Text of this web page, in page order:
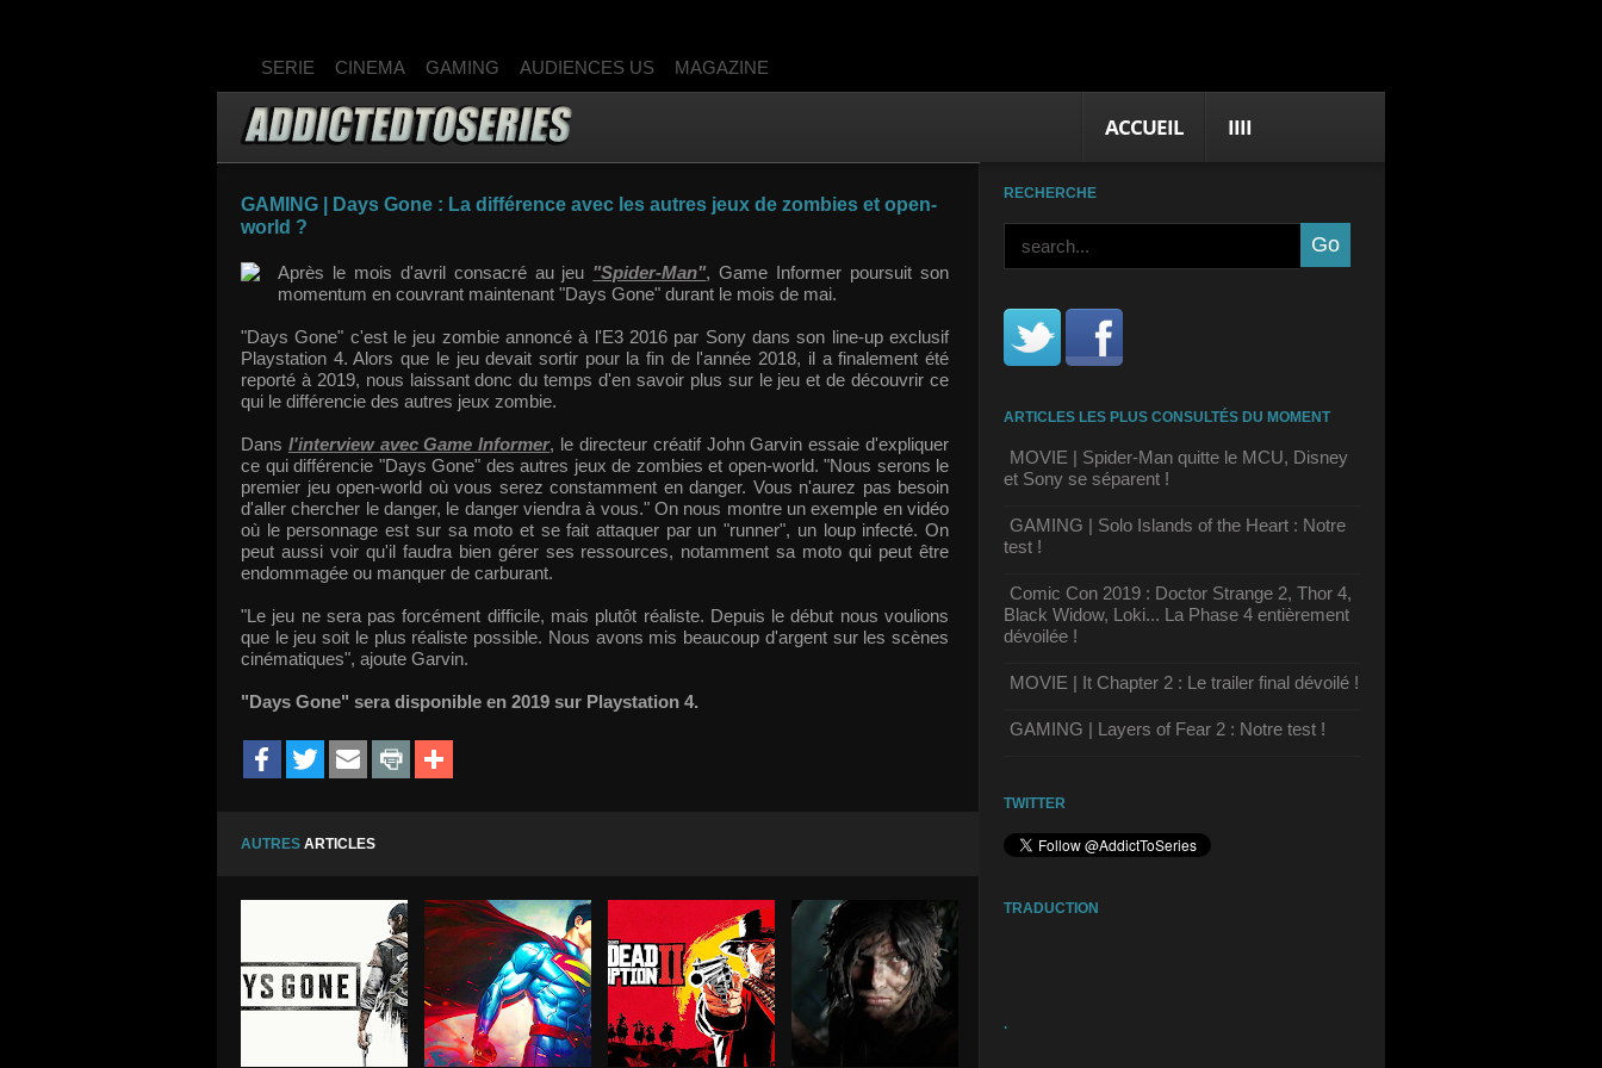
SERIE CINEMA GAMING AUDIENCES US MAGAZINE
ACCUEIL IIII
GAMING | Days Gone : La différence avec les autres jeux de zombies et open-
world ?
Après le mois d'avril consacré au jeu "Spider-Man", Game Informer poursuit son
momentum en couvrant maintenant "Days Gone" durant le mois de mai.
"Days Gone" c'est le jeu zombie annoncé à l'E3 2016 par Sony dans son line-up exclusif
Playstation 4. Alors que le jeu devait sortir pour la fin de l'année 2018, il a finalement été
reporté à 2019, nous laissant donc du temps d'en savoir plus sur le jeu et de découvrir ce
qui le différencie des autres jeux zombie.
Dans l'interview avec Game Informer, le directeur créatif John Garvin essaie d'expliquer
ce qui différencie "Days Gone" des autres jeux de zombies et open-world. "Nous serons le
premier jeu open-world où vous serez constamment en danger. Vous n'aurez pas besoin
d'aller chercher le danger, le danger viendra à vous." On nous montre un exemple en vidéo
où le personnage est sur sa moto et se fait attaquer par un "runner", un loup infecté. On
peut aussi voir qu'il faudra bien gérer ses ressources, notamment sa moto qui peut être
endommagée ou manquer de carburant.
"Le jeu ne sera pas forcément difficile, mais plutôt réaliste. Depuis le début nous voulions
que le jeu soit le plus réaliste possible. Nous avons mis beaucoup d'argent sur les scènes
cinématiques", ajoute Garvin.
"Days Gone" sera disponible en 2019 sur Playstation 4.
AUTRES ARTICLES
RECHERCHE
ARTICLES LES PLUS CONSULTÉS DU MOMENT
MOVIE | Spider-Man quitte le MCU, Disney
et Sony se séparent !
GAMING | Solo Islands of the Heart : Notre
test !
Comic Con 2019 : Doctor Strange 2, Thor 4,
Black Widow, Loki... La Phase 4 entièrement
dévoilée !
MOVIE | It Chapter 2 : Le trailer final dévoilé !
GAMING | Layers of Fear 2 : Notre test !
TWITTER
TRADUCTION
.